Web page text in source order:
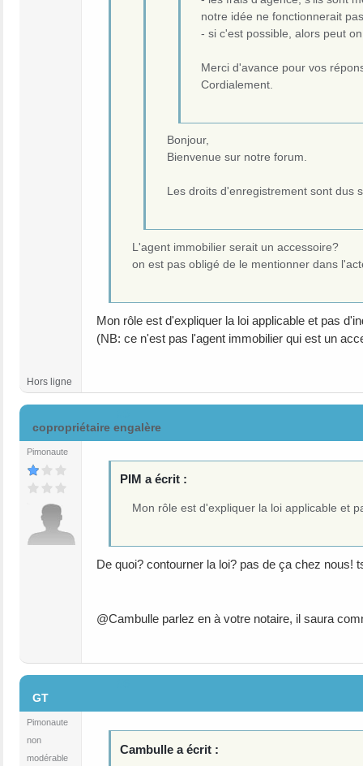
notre idée ne fonctionnerait
- si c'est possible, alors peut
Merci d'avance pour vos
Cordialement.
Bonjour,
Bienvenue sur notre forum.
Les droits d'enregistrement sont dus
L'agent immobilier serait un accessoire?
on est pas obligé de le mentionner dans
Mon rôle est d'expliquer la loi applicable et pas
(NB: ce n'est pas l'agent immobilier qui est un
Hors ligne
copropriétaire engalère
Pimonaute
PIM a écrit :
Mon rôle est d'expliquer la loi applicable et
De quoi? contourner la loi? pas de ça chez nous!
@Cambulle parlez en à votre notaire, il saura
GT
Pimonaute
non
modérable
Cambulle a écrit :